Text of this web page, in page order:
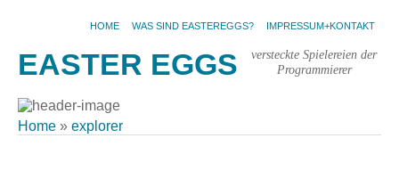
HOME WAS SIND EASTEREGGS? IMPRESSUM+KONTAKT
EASTER EGGS
versteckte Spielereien der
Programmierer
Home » explorer